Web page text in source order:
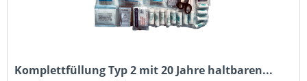
Komplettfüllung Typ 2 mit 20 Jahre haltbaren...